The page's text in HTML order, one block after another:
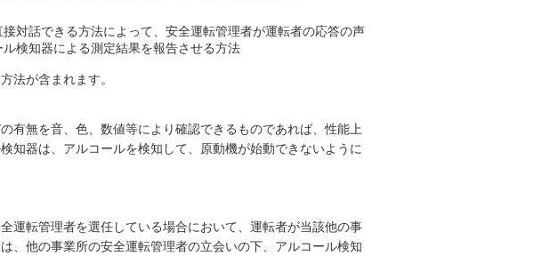
対話できる方法によって、安全運転管理者が運転者の応答の声
検知器による測定結果を報告させる方法
法が含まれます。
有無を音、色、数値等により確認できるものであれば、性能上
知器は、アルコールを検知して、原動機が始動できないように
運転管理者を選任している場合において、運転者が当該他の事
、他の事業所の安全運転管理者の立会いの下、アルコール検知